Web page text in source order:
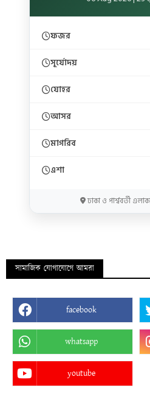
ফজর
সূর্যোদয়
যোহর
আসর
মাগরিব
এশা
ঢাকা ও পার্শ্ববর্তী
সামাজিক যোগাযোগে আমরা
facebook
whatsapp
youtube